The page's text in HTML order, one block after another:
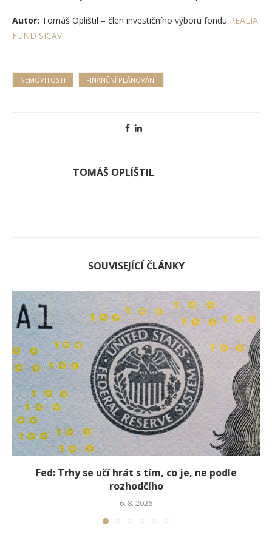
Autor: Tomáš Oplíštil – člen investičního výboru fondu REALIA
FUND SICAV
NEMOVITOSTI FINANČNÍ PLÁNOVÁNÍ
TOMÁŠ OPLÍŠTIL
SOUVISEJÍCÍ ČLÁNKY
Fed: Trhy se učí hrát s tím, co je, ne podle
rozhodčího
6. 8. 2026